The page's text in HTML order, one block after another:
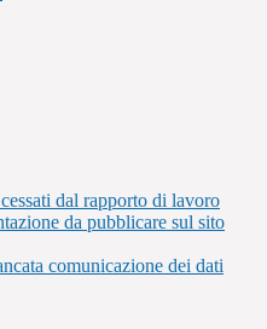
dal rapporto di lavoro
da pubblicare sul sito
comunicazione dei dati